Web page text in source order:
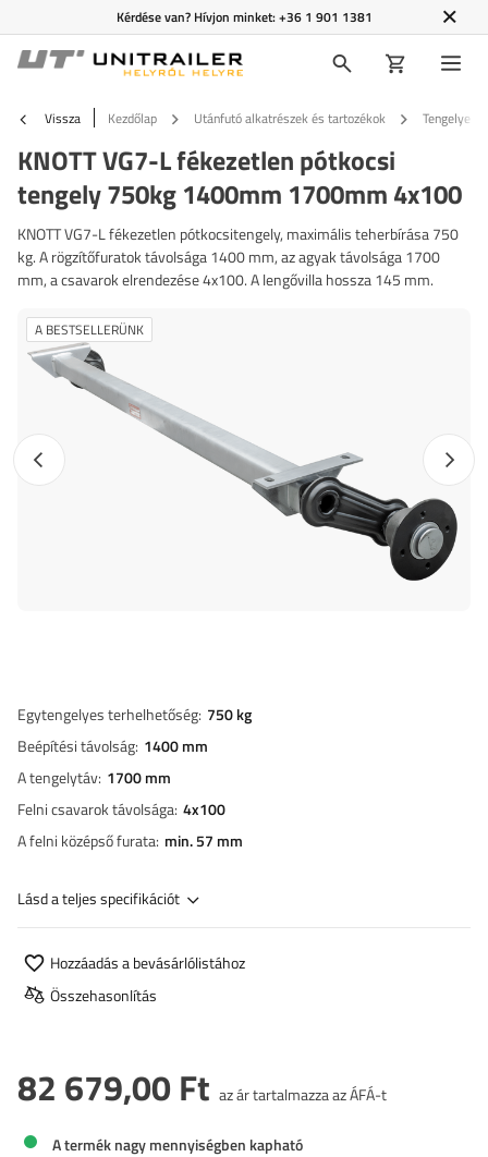
Kérdése van? Hívjon minket:+36 1 901 1381
Vissza Kezdőlap Utánfutó alkatrészek és tartozékok Tengelyek
KNOTT VG7-L fékezetlen pótkocsi
tengely 750kg 1400mm 1700mm 4x100
KNOTT VG7-L fékezetlen pótkocsitengely, maximális teherbírása 750
kg. A rögzítőfuratok távolsága 1400 mm, az agyak távolsága 1700
mm, a csavarok elrendezése 4x100. A lengővilla hossza 145 mm.
Előző fotó
A BESTSELLERÜNK
Egytengelyes terhelhetőség 750 kg
Beépítési távolság 1400 mm
A tengelytáv 1700 mm
Felni csavarok távolsága 4x100
A felni középső furata min. 57 mm
Lásd a teljes specifikációt
Hozzáadás a bevásárlólistához
Összehasonlítás
82 679,00 Ft az ár tartalmazza az ÁFÁ-t
A termék nagy mennyiségben kapható